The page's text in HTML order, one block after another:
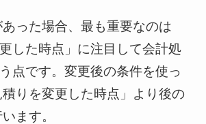
った場合、最も重要なのは
した時点」に注目して会計処
点です。変更後の条件を使っ
りを変更した時点」より後の
ます。